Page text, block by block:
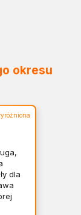
okresu
dla